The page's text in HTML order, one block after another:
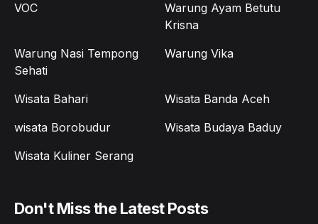
VOC
Warung Ayam Betutu
Krisna
Warung Nasi Tempong
Sehati
Warung Vika
Wisata Bahari
Wisata Banda Aceh
wisata Borobudur
Wisata Budaya Baduy
Wisata Kuliner Serang
Don't Miss the Latest Posts